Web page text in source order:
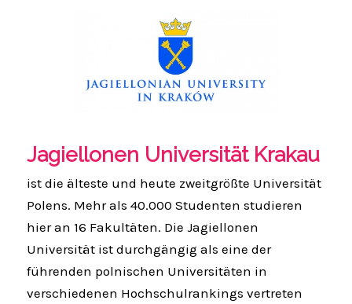
Jagiellonen Universität Krakau
ist die älteste und heute zweitgrößte Universität
Polens. Mehr als 40.000 Studenten studieren
hier an 16 Fakultäten. Die Jagiellonen
Universität ist durchgängig als eine der
führenden polnischen Universitäten in
verschiedenen Hochschulrankings vertreten